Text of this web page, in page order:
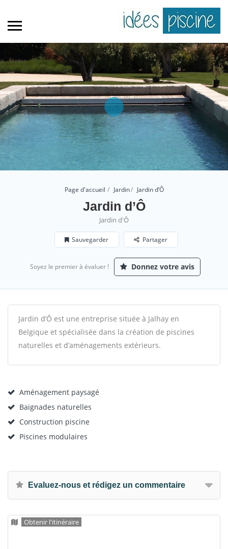
Page d'accueil Jardin Jardin d’Ô
Jardin d’Ô
Jardin d'Ô
Sauvegarder Partager
Soyez le premier à évaluer ! Donnez votre avis
Jardin d’Ô est une entreprise située à Jalhay en
Belgique et spécialisée dans la création de piscines
naturelles et d’aménagements extérieurs.
Aménagement paysagé
Baignades naturelles
Construction piscine
Piscines modulaires
Evaluez-nous et rédigez un commentaire
Obtenir l'itinéraire